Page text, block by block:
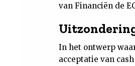
van Financiën de
In het ontwerp
acceptatie van